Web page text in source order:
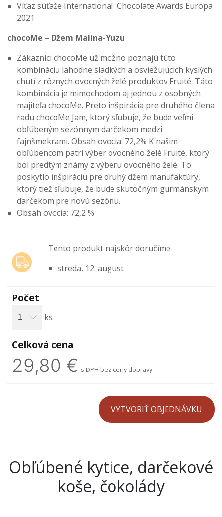
Víťaz súťaže International Chocolate Awards Europa
2021
chocoMe – Džem Malina-Yuzu
Zákazníci chocoMe už možno poznajú túto
kombináciu lahodne sladkých a osviežujúcich kyslých
chutí z rôznych ovocných želé produktov Fruité. Táto
kombinácia je mimochodom aj jednou z osobných
majiteľa chocoMe. Preto inšpirácia pre druhého člena
radu chocoMe Jam, ktorý sľubuje, že bude veľmi
obľúbeným sezónnym darčekom medzi
fajnšmekrami. Obsah ovocia: 72,2% K našim
obľúbencom patrí výber ovocného želé Fruité, ktorý
bol predtým známy z výberu ovocného želé. To
poskytlo inšpiráciu pre druhý džem manufaktúry,
ktorý tiež sľubuje, že bude skutočným gurmánskym
darčekom pre novú sezónu.
Obsah ovocia: 72,2 %
Tento produkt najskôr doručíme
streda, 12. august
Počet
ks
Celková cena
29,80 € s DPH bez ceny dopravy
Obľúbené kytice, darčekové
koše, čokolády